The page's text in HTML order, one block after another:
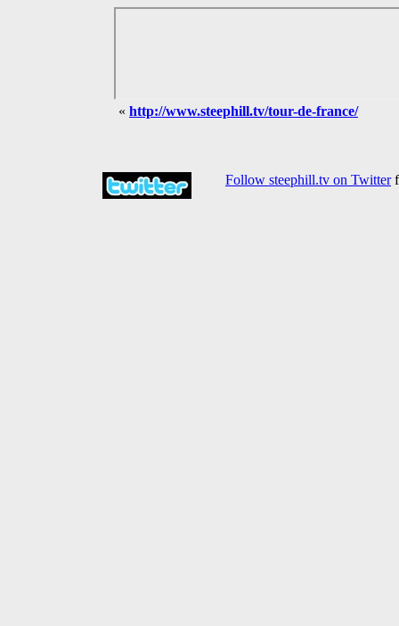
« http://www.steephill.tv/tour-de-france/
Follow steephill.tv on Twitter